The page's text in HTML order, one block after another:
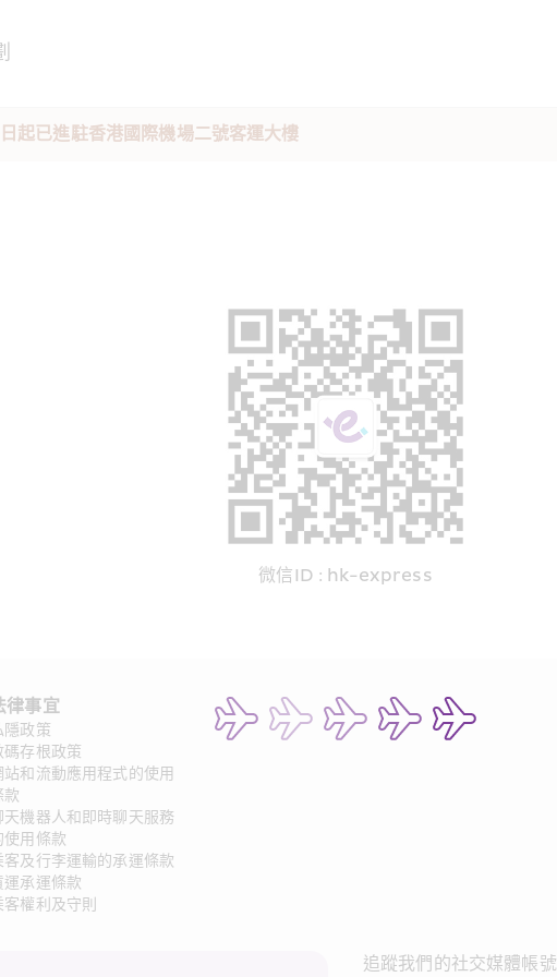
起已進駐香港國際機場二號客運大樓
微信ID : hk-express
律事宜
隱政策
碼存根政策
站和流動應用程式的使用
款
天機器人和即時聊天服務
使用條款
客及行李運輸的承運條款
運承運條款
客權利及守則
追蹤我們的社交媒體帳號